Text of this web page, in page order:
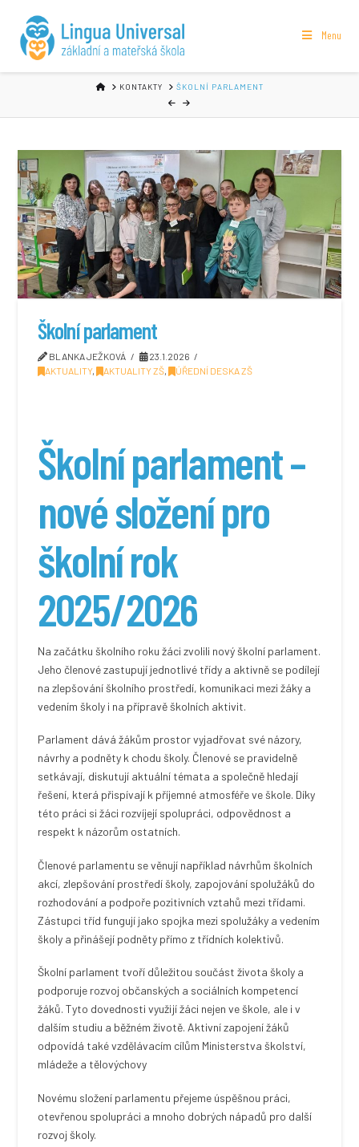
Menu
HOMEKONTAKTY ŠKOLNÍ PARLAMENT
Školní parlament
BLANKA JEŽKOVÁ
23.1.2026
AKTUALITY, AKTUALITY ZŠ, ÚŘEDNÍ DESKA ZŠ
Školní parlament –
nové složení pro
školní rok
2025/2026
Na začátku školního roku žáci zvolili nový školní parlament.
Jeho členové zastupují jednotlivé třídy a aktivně se podílejí
na zlepšování školního prostředí, komunikaci mezi žáky a
vedením školy i na přípravě školních aktivit.
Parlament dává žákům prostor vyjadřovat své názory,
návrhy a podněty k chodu školy. Členové se pravidelně
setkávají, diskutují aktuální témata a společně hledají
řešení, která přispívají k příjemné atmosféře ve škole. Díky
této práci si žáci rozvíjejí spolupráci, odpovědnost a
respekt k názorům ostatních.
Členové parlamentu se věnují například návrhům školních
akcí, zlepšování prostředí školy, zapojování spolužáků do
rozhodování a podpoře pozitivních vztahů mezi třídami.
Zástupci tříd fungují jako spojka mezi spolužáky a vedením
školy a přinášejí podněty přímo z třídních kolektivů.
Školní parlament tvoří důležitou součást života školy a
podporuje rozvoj občanských a sociálních kompetencí
žáků. Tyto dovednosti využijí žáci nejen ve škole, ale i v
dalším studiu a běžném životě. Aktivní zapojení žáků
odpovídá také vzdělávacím cílům Ministerstva školství,
mládeže a tělovýchovy
Novému složení parlamentu přejeme úspěšnou práci,
otevřenou spolupráci a mnoho dobrých nápadů pro další
rozvoj školy.